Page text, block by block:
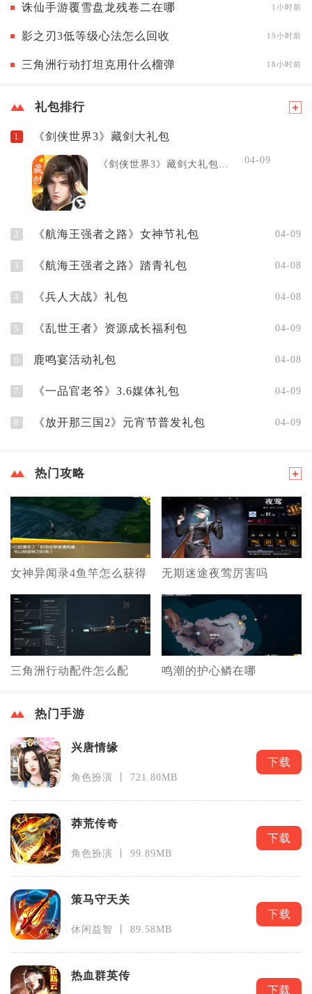
诛仙手游覆雪盘龙残卷二在哪 1小时前
影之刃3低等级心法怎么回收 19小时前
三角洲行动打坦克用什么榴弹 18小时前
礼包排行
1 《剑侠世界3》藏剑大礼包
《剑侠世界3》藏剑大礼包... 04-09
2 《航海王强者之路》女神节礼包 04-09
3 《航海王强者之路》踏青礼包 04-08
4 《兵人大战》礼包 04-08
5 《乱世王者》资源成长福利包 04-09
6 鹿鸣宴活动礼包 04-08
7 《一品官老爷》3.6媒体礼包 04-09
8 《放开那三国2》元宵节普发礼包 04-09
热门攻略
女神异闻录4鱼竿怎么获得 无期迷途夜莺厉害吗
三角洲行动配件怎么配 鸣潮的护心鳞在哪
热门手游
兴唐情缘
角色扮演 丨 721.80MB
下载
莽荒传奇
角色扮演 丨 99.89MB
下载
策马守天关
休闲益智 丨 89.58MB
下载
热血群英传
下载